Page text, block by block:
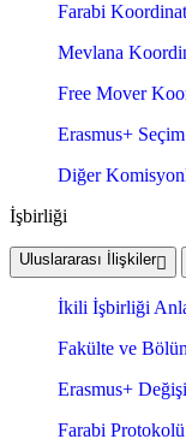
Farabi
Mevlana
Free Mover
Erasmus+
Diğer
İşbirliği
Uluslararası İlişkiler
İkili İşbirliği
Fakülte ve
Erasmus+
Farabi